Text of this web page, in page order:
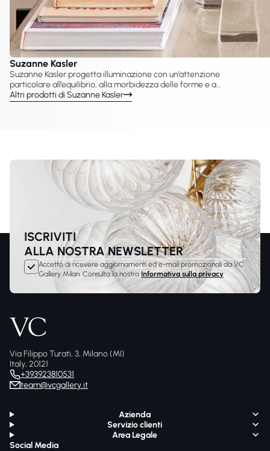
Suzanne Kasler
Suzanne Kasler progetta illuminazione con un’attenzione
particolare all’equilibrio, alla morbidezza delle forme e a
un’eleganza discreta. VC Gallery presenta le lampade Suzanne
Kasler create con Visual Comfort & Co., tra cui lampadari,
Altri prodotti di Suzanne Kasler
ISCRIVITI
ALLA NOSTRA NEWSLETTER
Accetto di ricevere aggiornamenti ed e-mail promozionali da VC
Gallery Milan. Consulta la nostra Informativa sulla privacy
Via Filippo Turati, 3, Milano (MI)
Italy, 20121
+393923810531
team@vcgallery.it
Azienda
Servizio clienti
Area Legale
Social Media